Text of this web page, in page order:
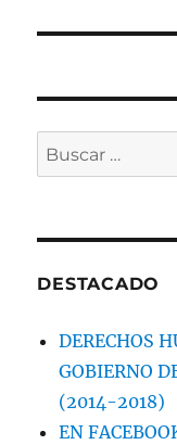
Buscar
por:
DESTACADO
DERECHOS
GOBIERNO
(2014-2018)
EN